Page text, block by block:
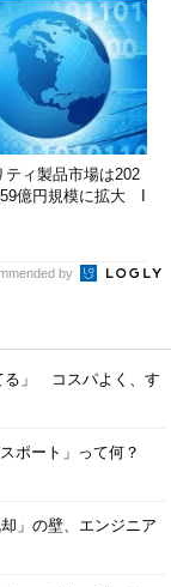
ティ製品市場は202
億円規模に拡大 I
by
る」 コスパよく、す
ポート」って何？
」の壁、エンジニア